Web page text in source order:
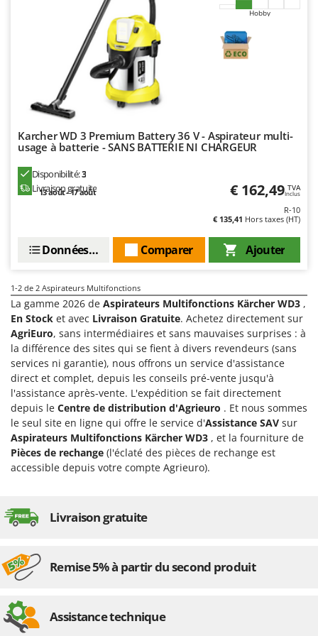
Désherbeurs thermiques et mécaniques
Déshumidificateurs
Draineuses
Échelles en aluminium
Effaroucheurs d'oiseaux
Effeuilleuses pour olives
Égreneuses à maïs
Électropompes pour la maison et le jardin
Éleveuses artificielles pour poussins
Enrouleurs de filets pour olives
Épareuses pour tracteur
Épépineuses
Équipements de protection des voies respiratoires
F
Fendeuses à bois
Filets pour la Récolte des olives
Filtres pour vin et huile
Floconneuses
Fouloirs - Égrappoirs
Fourches pour tracteur
Fours d'extérieur - intérieur pour pizza et cuisine
Fraises à neige
Friteuses sans huile
G
Godets à terre basculants pour tracteur
BullMach
C.EL.ME.
Calory Forni
Campagnola
Castelgarden
Char-Broil
Clementi
Cofra
Comet
Cresco
Cruccolini
CTEK
D
Dal Degan
DCG
Di Martino
Diesse
Dreame
Hobby
Karcher WD 3 Premium Battery 36 V - Aspirateur multi-
usage à batterie - SANS BATTERIE NI CHARGEUR
Disponibilité:3
Livraison gratuite
13 août - 17 août € 162,49 TVA
Inclus
R-10
€ 135,41 Hors taxes (HT)
Ajouter
Comparer
Données techniques
1-2 de 2 Aspirateurs Multifonctions
La gamme 2026 de Aspirateurs Multifonctions Kärcher WD3 ,
En Stock et avec Livraison Gratuite. Achetez directement sur
AgriEuro, sans intermédiaires et sans mauvaises surprises : à
la différence des sites qui se fient à divers revendeurs (sans
services ni garantie), nous offrons un service d'assistance
direct et complet, depuis les conseils pré-vente jusqu'à
l'assistance après-vente. L'expédition se fait directement
depuis le Centre de distribution d'Agrieuro . Et nous sommes
le seul site en ligne qui offre le service d'Assistance SAV sur
Aspirateurs Multifonctions Kärcher WD3 , et la fourniture de
Pièces de rechange (l'éclaté des pièces de rechange est
accessible depuis votre compte Agrieuro).
Livraison gratuite
Remise 5% à partir du second produit
Assistance technique